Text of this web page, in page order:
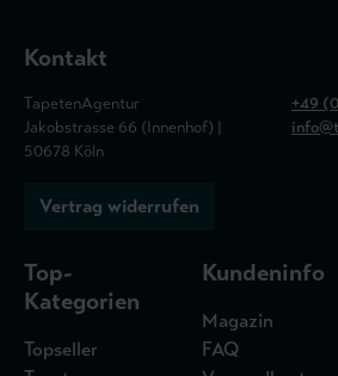
Kontakt
TapetenAgentur
Jakobstrasse 66 (Innenhof) |
50678 Köln
+49
Vertrag widerrufen
Top-
Kategorien
Topseller
Kundeninfo
Magazin
FAQ